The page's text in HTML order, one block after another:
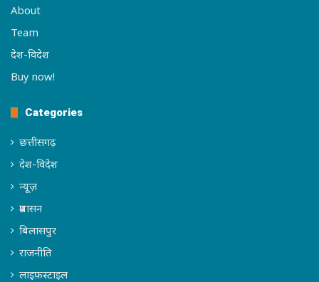
About
Team
देश-विदेश
Buy now!
Categories
छत्तीसगढ़
देश-विदेश
न्यूज़
प्रशासन
बिलासपुर
राजनीति
लाइफ़स्टाइल